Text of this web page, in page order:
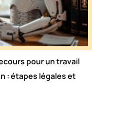
pour un travail
: étapes légales et